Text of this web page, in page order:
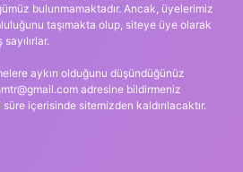
bulunmamaktadır. Ancak, üyelerimiz
taşımakta olup, siteye üye olarak
aykırı olduğunu düşündüğünüz
adresine bildirmeniz
içerisinde sitemizden kaldırılacaktır.